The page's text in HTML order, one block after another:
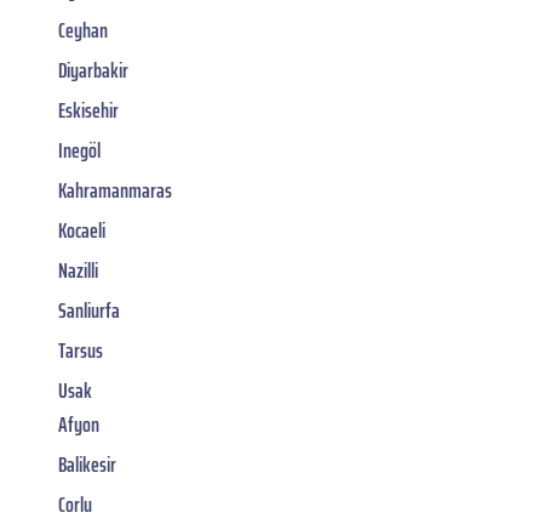
Ceyhan
Diyarbakir
Eskisehir
Inegöl
Kahramanmaras
Kocaeli
Nazilli
Sanliurfa
Tarsus
Usak
Afyon
Balikesir
Corlu